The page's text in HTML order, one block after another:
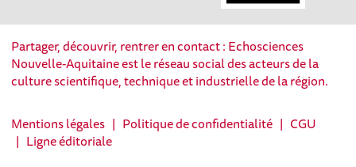
Partager, découvrir, rentrer en contact : Echosciences
Nouvelle-Aquitaine est le réseau social des acteurs de la
culture scientifique, technique et industrielle de la région.
Mentions légales | Politique de confidentialité | CGU
| Ligne éditoriale